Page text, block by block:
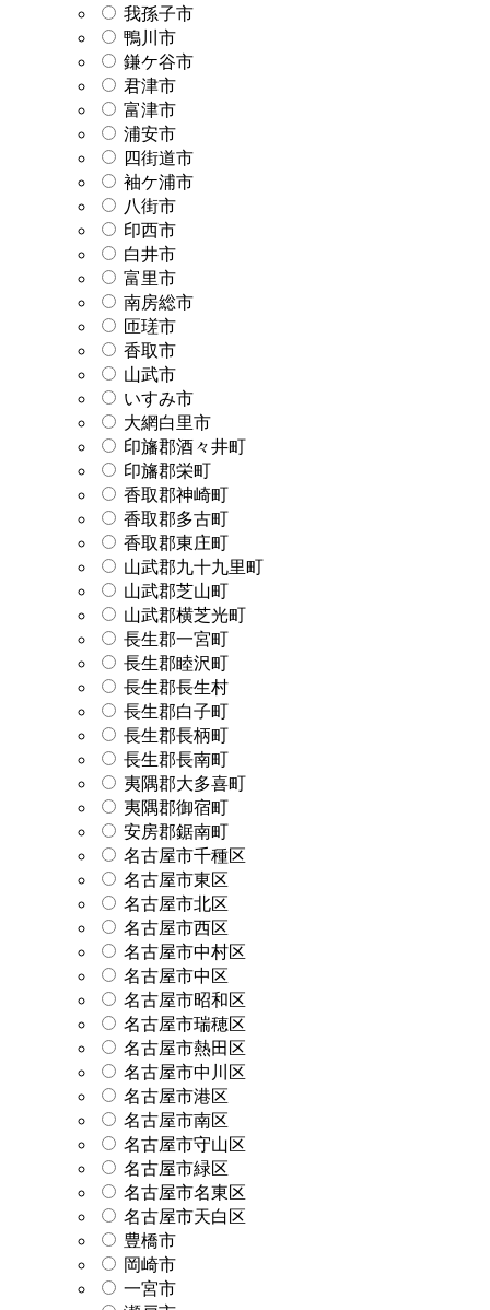
我孫子市
鴨川市
鎌ケ谷市
君津市
富津市
浦安市
四街道市
袖ケ浦市
八街市
印西市
白井市
富里市
南房総市
匝瑳市
香取市
山武市
いすみ市
大網白里市
印旛郡酒々井町
印旛郡栄町
香取郡神崎町
香取郡多古町
香取郡東庄町
山武郡九十九里町
山武郡芝山町
山武郡横芝光町
長生郡一宮町
長生郡睦沢町
長生郡長生村
長生郡白子町
長生郡長柄町
長生郡長南町
夷隅郡大多喜町
夷隅郡御宿町
安房郡鋸南町
名古屋市千種区
名古屋市東区
名古屋市北区
名古屋市西区
名古屋市中村区
名古屋市中区
名古屋市昭和区
名古屋市瑞穂区
名古屋市熱田区
名古屋市中川区
名古屋市港区
名古屋市南区
名古屋市守山区
名古屋市緑区
名古屋市名東区
名古屋市天白区
豊橋市
岡崎市
一宮市